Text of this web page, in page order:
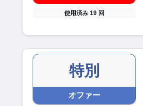
使用済み 19 回
特別
オファー